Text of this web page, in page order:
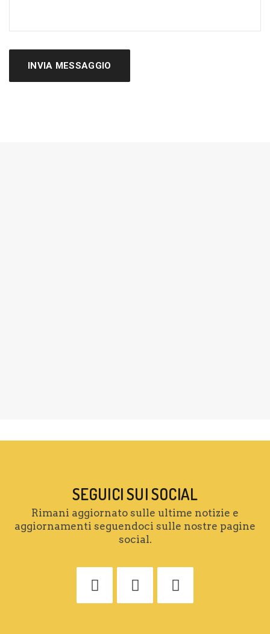
INVIA MESSAGGIO
SEGUICI SUI SOCIAL
Rimani aggiornato sulle ultime notizie e
aggiornamenti seguendoci sulle nostre pagine
social.